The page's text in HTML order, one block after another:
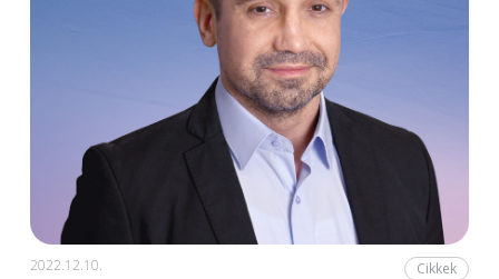
2022.12.10. Cikkek